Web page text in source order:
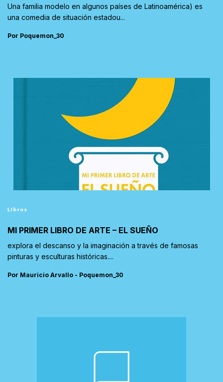
Una familia modelo en algunos países de Latinoamérica) es
una comedia de situación estadou...
Por Poquemon_30
Libros
MI PRIMER LIBRO DE ARTE – EL SUEÑO
explora el descanso y la imaginación a través de famosas
pinturas y esculturas históricas....
Por Mauricio Arvallo - Poquemon_30